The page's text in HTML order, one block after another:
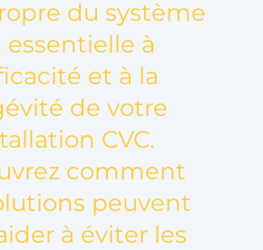
du système
essentielle à
et à la
de votre
CVC.
comment
peuvent
à éviter les